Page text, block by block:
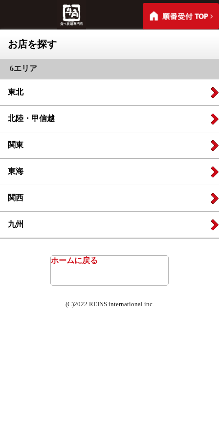
お店を探す
6エリア
東北
北陸・甲信越
関東
東海
関西
九州
ホームに戻る
(C)2022 REINS international inc.